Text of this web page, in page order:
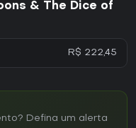
& The Dice of
R$ 222,45
Defina um alerta